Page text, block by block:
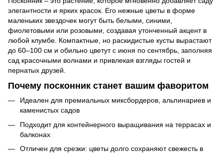
элегантности и ярких красок. Его нежные цветы в форме
маленьких звездочек могут быть белыми, синими,
фиолетовыми или розовыми, создавая утонченный акцент в
любой клумбе. Компактные, но раскидистые кусты вырастают
до 60–100 см и обильно цветут с июня по сентябрь, заполняя
сад красочными волнами и привлекая взгляды гостей и
пернатых друзей.
Почему посконник станет вашим фаворитом
Идеален для премиальных миксбордеров, альпинариев и
каменистых садов
Подходит для контейнерного выращивания на террасах и
балконах
Отличен для срезки: цветы долго сохраняют свежесть в